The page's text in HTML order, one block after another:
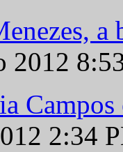
2012
2:34